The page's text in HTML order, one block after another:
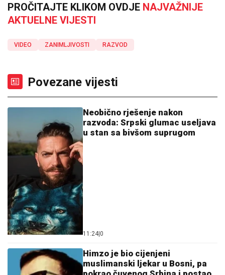
PROČITAJTE KLIKOM OVDJE NAJVAŽNIJE
AKTUELNE VIJESTI
VIDEO ZANIMLJIVOSTI RAZVOD
Povezane vijesti
Neobično rješenje nakon
razvoda: Srpski glumac useljava
u stan sa bivšom suprugom
11:24|0
Himzo je bio cijenjeni
muslimanski ljekar u Bosni, pa